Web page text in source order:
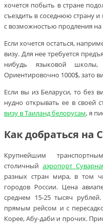
хочется побыть в стране
съездить в соседнюю страну и
с возможностью продления
Если хочется остаться,
визу. Для нее требуется
нибудь языковой
Ориентировочно 1000$, зато
Если вы из Беларуси, то без
нудно открывать ее в своей
визу в Таиланд белорусам, я
Как добраться на
Крупнейшим
столичный аэропорт
разных стран мира, в том
городов России. Цена
среднем 15-25 тысяч
прямым рейсом и с
Корее, Абу-даби и прочих.